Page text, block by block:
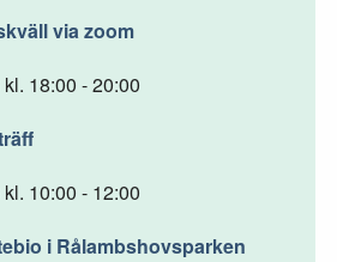
via zoom
18:00 - 20:00
10:00 - 12:00
i Rålambshovsparken